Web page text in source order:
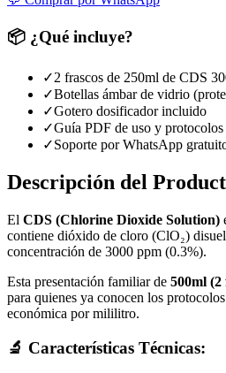
📦 ¿Qué incluye?
✓2 frascos de 250ml de CDS
✓Botellas ámbar de vidrio
✓Gotero dosificador incluido
✓Guía PDF de uso y protocolos
✓Soporte por WhatsApp
Descripción del
El CDS (Chlorine Dioxide Solution)
contiene dióxido de cloro (ClO₂)
concentración de 3000 ppm (0.3%).
Esta presentación familiar de 500ml (2
para quienes ya conocen los
económica por mililitro.
🔬 Características Técnicas: